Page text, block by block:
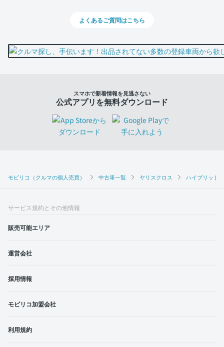
モビリコ（クルマの個人売買） 中古車一覧 ヤリスクロス ハイブリッドZ
よくあるご質問はこちら
スマホで新着情報を見逃さない
公式アプリを無料ダウンロード
サービス規約とその他情報
販売可能エリア
運営会社
採用情報
モビリコ加盟会社
利用規約